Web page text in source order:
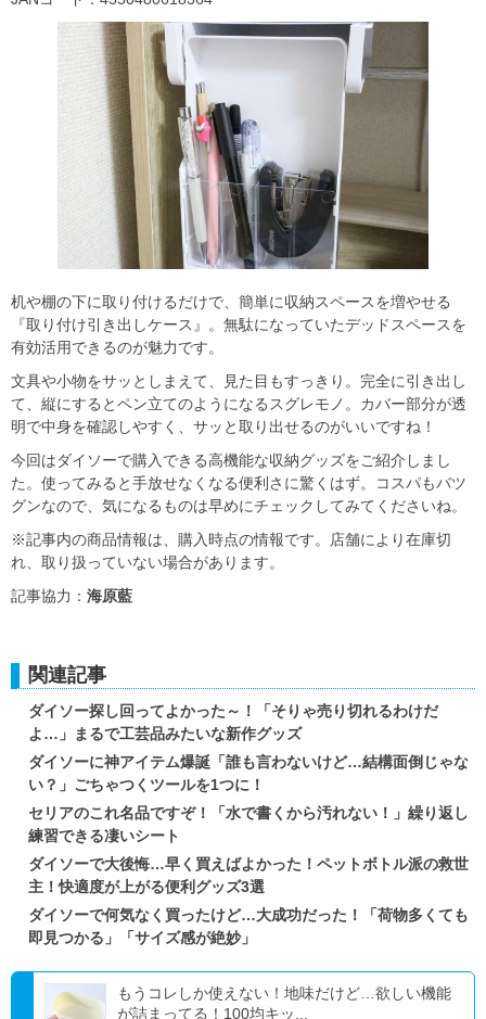
机や棚の下に取り付けるだけで、簡単に収納スペースを増やせる
『取り付け引き出しケース』。無駄になっていたデッドスペースを
有効活用できるのが魅力です。
文具や小物をサッとしまえて、見た目もすっきり。完全に引き出し
て、縦にするとペン立てのようになるスグレモノ。カバー部分が透
明で中身を確認しやすく、サッと取り出せるのがいいですね！
今回はダイソーで購入できる高機能な収納グッズをご紹介しまし
た。使ってみると手放せなくなる便利さに驚くはず。コスパもバツ
グンなので、気になるものは早めにチェックしてみてくださいね。
※記事内の商品情報は、購入時点の情報です。店舗により在庫切
れ、取り扱っていない場合があります。
記事協力： 海原藍
関連記事
ダイソー探し回ってよかった～！「そりゃ売り切れるわけだ
よ…」まるで工芸品みたいな新作グッズ
ダイソーに神アイテム爆誕「誰も言わないけど…結構面倒じゃな
い？」ごちゃつくツールを1つに！
セリアのこれ名品ですぞ！「水で書くから汚れない！」繰り返し
練習できる凄いシート
ダイソーで大後悔…早く買えばよかった！ペットボトル派の救世
主！快適度が上がる便利グッズ3選
ダイソーで何気なく買ったけど…大成功だった！「荷物多くても
即見つかる」「サイズ感が絶妙」
もうコレしか使えない！地味だけど…欲しい機能
が詰まってる！100均キッ...